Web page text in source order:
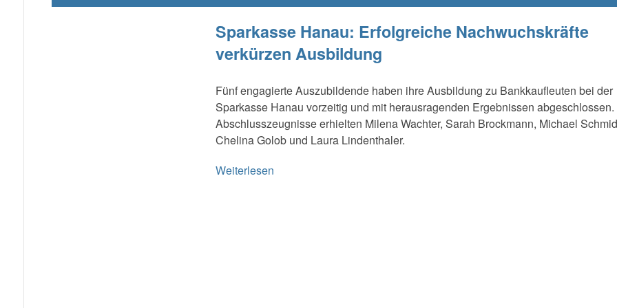
Sparkasse Hanau: Erfolgreiche Nachwuchskräfte
verkürzen Ausbildung
Fünf engagierte Auszubildende haben ihre Ausbildung zu Bankkaufleuten bei der
Sparkasse Hanau vorzeitig und mit herausragenden Ergebnissen
Abschlusszeugnisse erhielten Milena Wachter, Sarah Brockmann, Michael
Chelina Golob und Laura Lindenthaler.
Weiterlesen